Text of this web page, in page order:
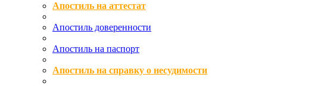
Апостиль на аттестат
Апостиль доверенности
Апостиль на паспорт
Апостиль на справку о несудимости